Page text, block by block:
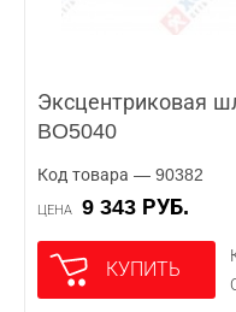
Эксцентриковая
BO5040
Код товара — 90382
ЦЕНА 9 343 РУБ.
КУПИТЬ